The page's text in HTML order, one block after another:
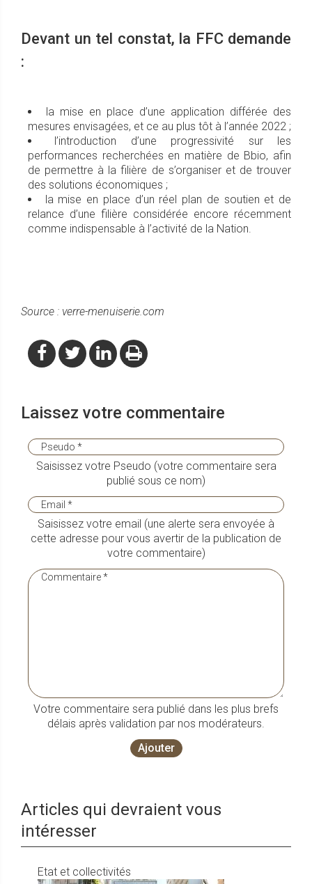
Devant un tel constat, la FFC demande
:
la mise en place d’une application différée des
mesures envisagées, et ce au plus tôt à l’année 2022 ;
l’introduction d’une progressivité sur les
performances recherchées en matière de Bbio, afin
de permettre à la filière de s’organiser et de trouver
des solutions économiques ;
la mise en place d’un réel plan de soutien et de
relance d’une filière considérée encore récemment
comme indispensable à l’activité de la Nation.
Source : verre-menuiserie.com
Laissez votre commentaire
Saisissez votre Pseudo (votre commentaire sera
publié sous ce nom)
Saisissez votre email (une alerte sera envoyée à
cette adresse pour vous avertir de la publication de
votre commentaire)
Votre commentaire sera publié dans les plus brefs
délais après validation par nos modérateurs.
Ajouter
Articles qui devraient vous
intéresser
Etat et collectivités